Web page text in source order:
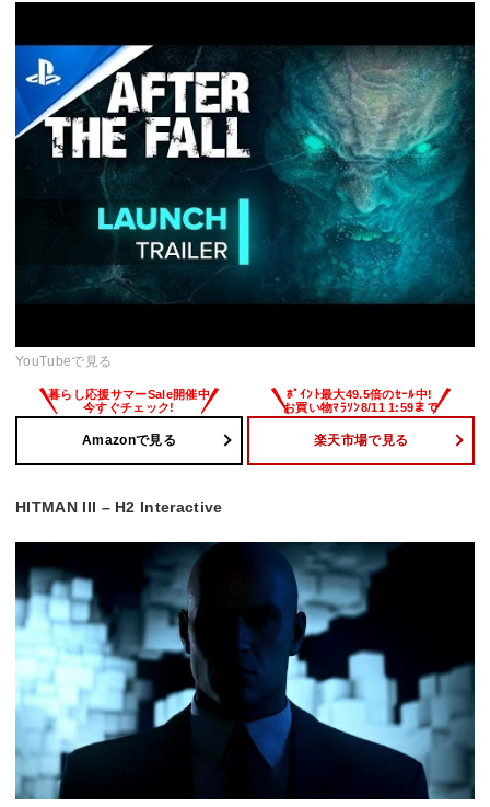
YouTubeで見る
Amazonで見る 楽天市場で見る
HITMAN III – H2 Interactive